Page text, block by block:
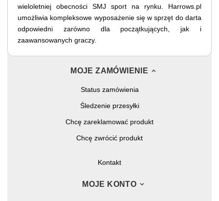
wieloletniej obecności SMJ sport na rynku. Harrows.pl
umożliwia kompleksowe wyposażenie się w sprzęt do darta
odpowiedni zarówno dla początkujących, jak i
zaawansowanych graczy.
MOJE ZAMÓWIENIE
Status zamówienia
Śledzenie przesyłki
Chcę zareklamować produkt
Chcę zwrócić produkt
Kontakt
MOJE KONTO